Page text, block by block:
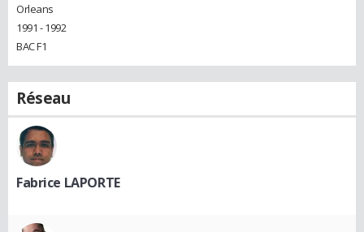
Orleans
1991 - 1992
BAC F1
Réseau
Fabrice LAPORTE